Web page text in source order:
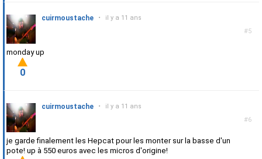
#5
cuirmoustache • il y a 11 ans
monday up
0
#6
cuirmoustache • il y a 11 ans
je garde finalement les Hepcat pour les monter sur la basse d'un
pote! up à 550 euros avec les micros d'origine!